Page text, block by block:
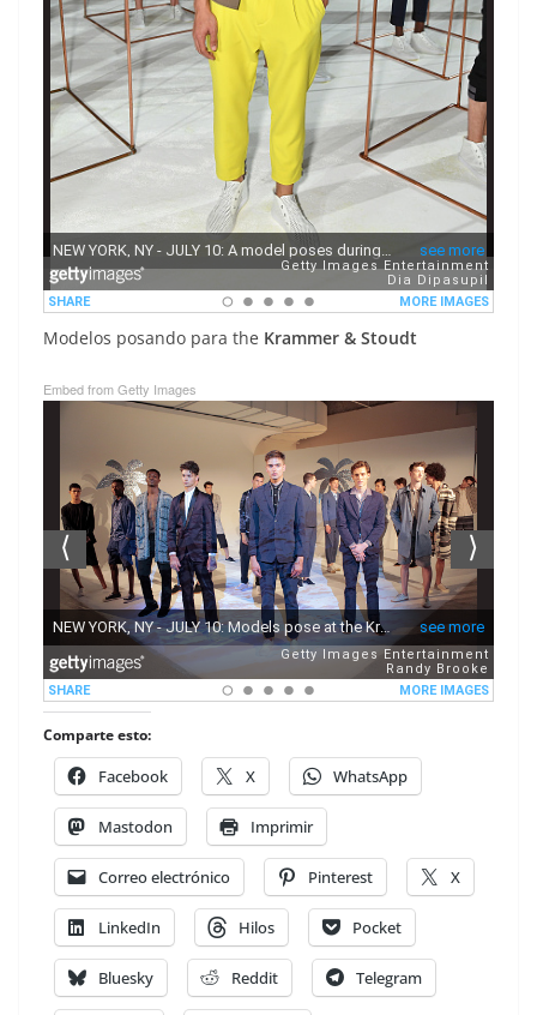
Modelos posando para the Krammer & Stoudt
Embed from Getty Images
Comparte esto:
Facebook X WhatsApp
Mastodon Imprimir
Correo electrónico Pinterest X
LinkedIn Hilos Pocket
Bluesky Reddit Telegram